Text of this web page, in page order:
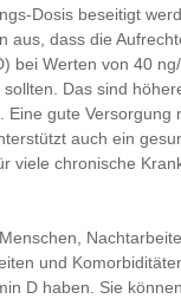
Dosis beseitigt
aus, dass die
bei Werten von 40
Das sind
Eine gute Versorgung
auch ein
viele chronische
und
D haben. Sie